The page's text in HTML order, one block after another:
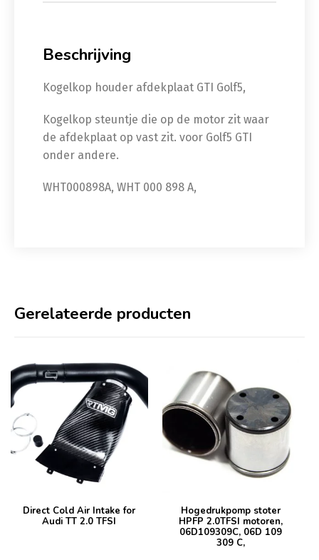
Beschrijving
Kogelkop houder afdekplaat GTI Golf5,
Kogelkop steuntje die op de motor zit waar
de afdekplaat op vast zit. voor Golf5 GTI
onder andere.
WHT000898A, WHT 000 898 A,
Gerelateerde producten
Direct Cold Air Intake for
Audi TT 2.0 TFSI
Hogedrukpomp stoter
HPFP 2.0TFSI motoren,
06D109309C, 06D 109
309 C,